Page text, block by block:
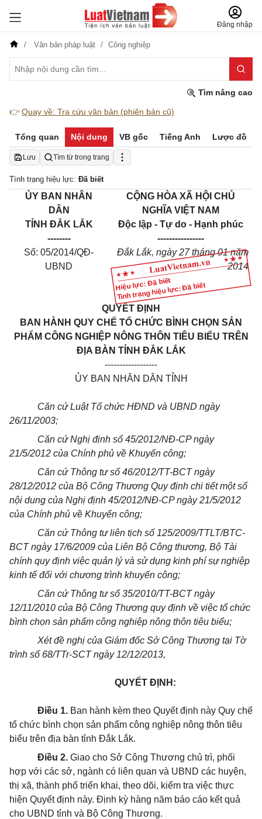
Đăng nhập
Văn bản pháp luật Công nghiệp
Tìm nâng cao
👉 Quay về: Tra cứu văn bản (phiên bản cũ)
Tổng quan Nội dung VB gốc Tiếng Anh Lược đồ
Lưu Tìm từ trong trang
Tình trạng hiệu lực: Đã biết
Hiệu lực: Đã biết
Tình trạng hiệu lực: Đã biết
ỦY BAN NHÂN
DÂN
TỈNH ĐẮK LẮK
--------
Số: 05/2014/QĐ-
UBND
CỘNG HÒA XÃ HỘI CHỦ
NGHĨA VIỆT NAM
Độc lập - Tự do - Hạnh phúc
----------------
Đắk Lắk, ngày 27 tháng 01 năm
2014
QUYẾT ĐỊNH
BAN HÀNH QUY CHẾ TỔ CHỨC BÌNH CHỌN SẢN
PHẨM CÔNG NGHIỆP NÔNG THÔN TIÊU BIỂU TRÊN
ĐỊA BÀN TỈNH ĐẮK LẮK
------------------
ỦY BAN NHÂN DÂN TỈNH
Căn cứ Luật Tổ chức HĐND và UBND ngày
26/11/2003;
Căn cứ Nghị định số 45/2012/NĐ-CP ngày
21/5/2012 của Chính phủ về Khuyến công;
Căn cứ Thông tư số 46/2012/TT-BCT ngày
28/12/2012 của Bộ Công Thương Quy định chi tiết một số
nội dung của Nghị định 45/2012/NĐ-CP ngày 21/5/2012
của Chính phủ về Khuyến công;
Căn cứ Thông tư liên tịch số 125/2009/TTLT/BTC-
BCT ngày 17/6/2009 của Liên Bộ Công thương, Bộ Tài
chính quy định việc quản lý và sử dụng kinh phí sự nghiệp
kinh tế đối với chương trình khuyến công;
Căn cứ Thông tư số 35/2010/TT-BCT ngày
12/11/2010 của Bộ Công Thương quy định về việc tổ chức
bình chọn sản phẩm công nghiệp nông thôn tiêu biểu;
Xét đề nghị của Giám đốc Sở Công Thương tại Tờ
trình số 68/TTr-SCT ngày 12/12/2013,
QUYẾT ĐỊNH:
Điều 1. Ban hành kèm theo Quyết định này Quy chế
tổ chức bình chọn sản phẩm công nghiệp nông thôn tiêu
biểu trên địa bàn tỉnh Đắk Lắk.
Điều 2. Giao cho Sở Công Thương chủ trì, phối
hợp với các sở, ngành có liên quan và UBND các huyện,
thị xã, thành phố triển khai, theo dõi, kiểm tra việc thực
hiện Quyết định này. Định kỳ hàng năm báo cáo kết quả
cho UBND tỉnh và Bộ Công Thương.